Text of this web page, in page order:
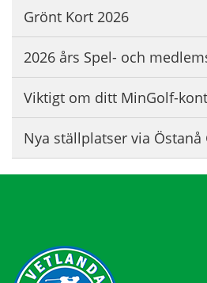
Grönt Kort 2026
2026 års Spel- och
Viktigt om ditt MinGolf-
Nya ställplatser via Östanå